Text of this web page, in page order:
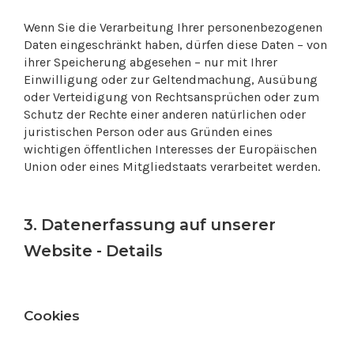
Wenn Sie die Verarbeitung Ihrer personenbezogenen
Daten eingeschränkt haben, dürfen diese Daten – von
ihrer Speicherung abgesehen – nur mit Ihrer
Einwilligung oder zur Geltendmachung, Ausübung
oder Verteidigung von Rechtsansprüchen oder zum
Schutz der Rechte einer anderen natürlichen oder
juristischen Person oder aus Gründen eines
wichtigen öffentlichen Interesses der Europäischen
Union oder eines Mitgliedstaats verarbeitet werden.
3. Datenerfassung auf unserer
Website - Details
Cookies